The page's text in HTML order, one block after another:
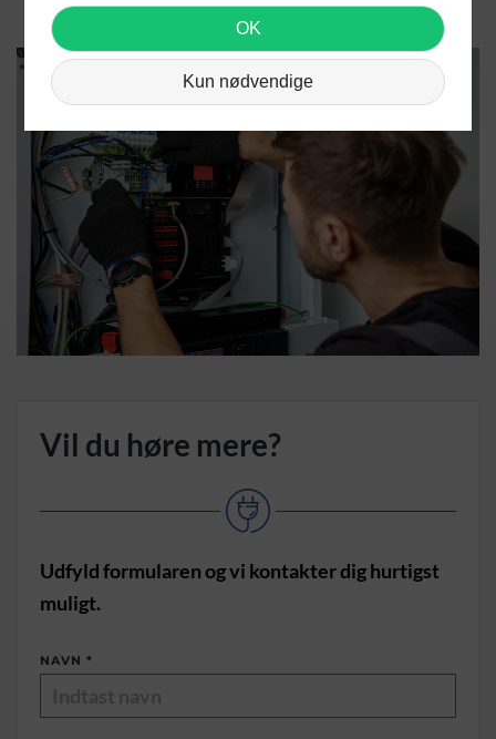
Vil du høre mere?
Udfyld formularen og vi kontakter dig hurtigst
muligt.
NAVN *
OK
Kun nødvendige